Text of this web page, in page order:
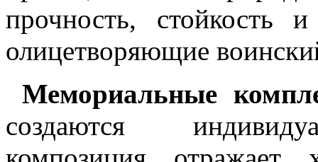
прочность, стойкость
олицетворяющие
Мемориальные
создаются